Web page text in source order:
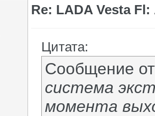
Re: LADA Vesta
Цитата:
Сообщение
система
момента